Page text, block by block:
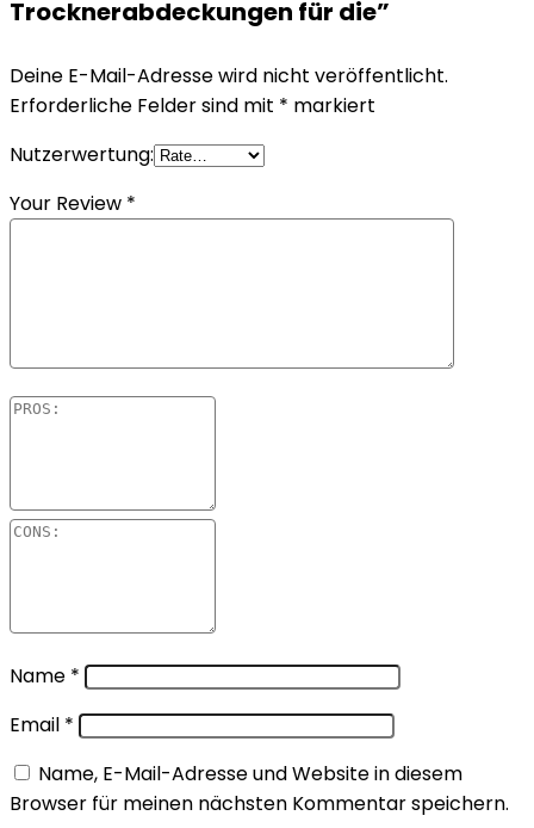
Trocknerabdeckungen für die”
Deine E-Mail-Adresse wird nicht veröffentlicht.
Erforderliche Felder sind mit * markiert
Nutzerwertung:
Your Review *
Name *
Email *
Name, E-Mail-Adresse und Website in diesem
Browser für meinen nächsten Kommentar speichern.